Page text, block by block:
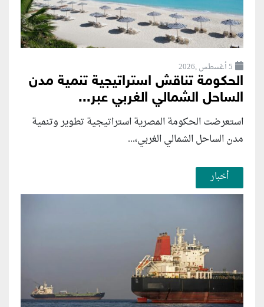
5 أغسطس ,2026
الحكومة تناقش استراتيجية تنمية مدن
الساحل الشمالي الغربي عبر...
استعرضت الحكومة المصرية استراتيجية تطوير وتنمية
مدن الساحل الشمالي الغربي،...
أخبار